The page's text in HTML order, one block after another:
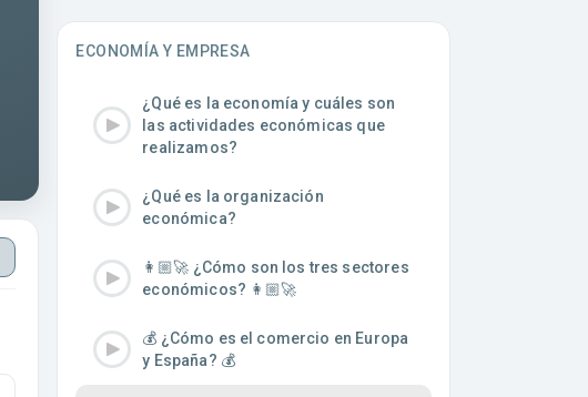
ECONOMÍA Y EMPRESA
¿Qué es la economía y cuáles son
las actividades económicas que
realizamos?
¿Qué es la organización
económica?
👩🏼‍🚀 ¿Cómo son los tres sectores
económicos? 👩🏼‍🚀
💰 ¿Cómo es el comercio en Europa
y España? 💰